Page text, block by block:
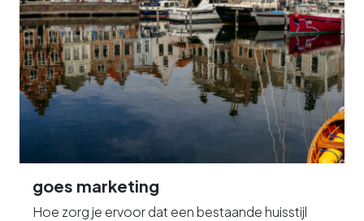
goes marketing
Hoe zorg je ervoor dat een bestaande huisstijl